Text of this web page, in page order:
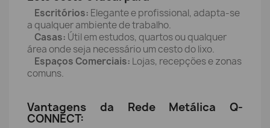
Escritórios: Elegante e profissional, adapta-se
a qualquer ambiente de trabalho.
Casas: Útil em estudos, quartos ou qualquer
área onde seja necessário um cesto do lixo.
Espaços Comerciais: Lojas, recepções e zonas
comuns.
Vantagens da Rede Metálica Q-
CONNECT: